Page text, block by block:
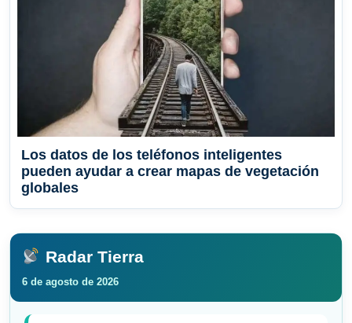
Los datos de los teléfonos inteligentes
pueden ayudar a crear mapas de vegetación
globales
Radar Tierra
6 de agosto de 2026